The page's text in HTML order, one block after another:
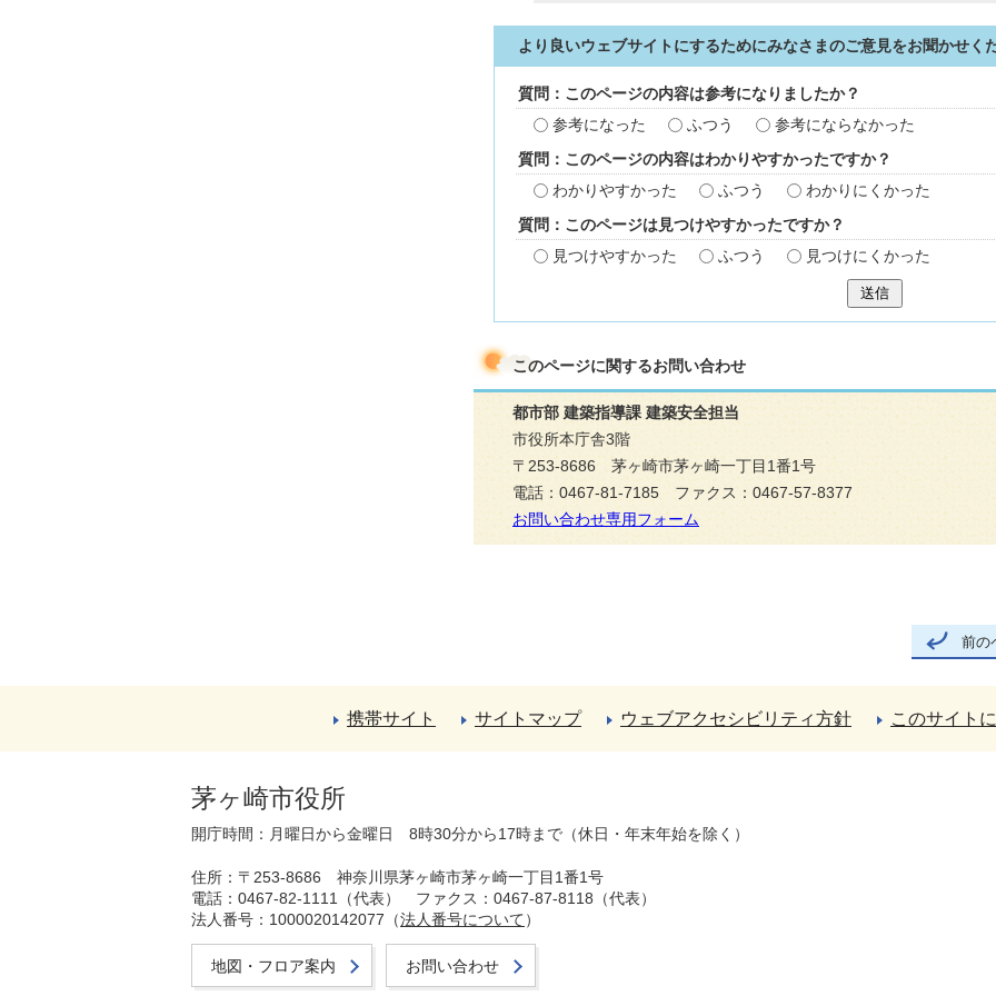
より良いウェブサイトにするためにみなさまのご意見をお聞かせく
質問：このページの内容は参考になりましたか？
参考になった
ふつう 参考にならなかった
質問：このページの内容はわかりやすかったですか？
わかりやすかった
ふつう わかりにくかった
質問：このページは見つけやすかったですか？
見つけやすかった
ふつう 見つけにくかった
送信
このページに関するお問い合わせ
都市部 建築指導課 建築安全担当
市役所本庁舎3階
〒253-8686 茅ヶ崎市茅ヶ崎一丁目1番1号
電話：0467-81-7185 ファクス：0467-57-8377
お問い合わせ専用フォーム
前の
携帯サイト サイトマップ ウェブアクセシビリティ方針 このサイト
茅ヶ崎市役所
開庁時間：月曜日から金曜日 8時30分から17時まで（休日・年末年始を除く）
住所：〒253-8686 神奈川県茅ヶ崎市茅ヶ崎一丁目1番1号
電話：0467-82-1111（代表） ファクス：0467-87-8118（代表）
法人番号：1000020142077（法人番号について）
地図・フロア案内 お問い合わせ